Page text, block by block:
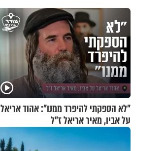
"לא הספקתי להיפרד ממנו": אהוד אריאל
על אביו, מאיר אריאל ז"ל